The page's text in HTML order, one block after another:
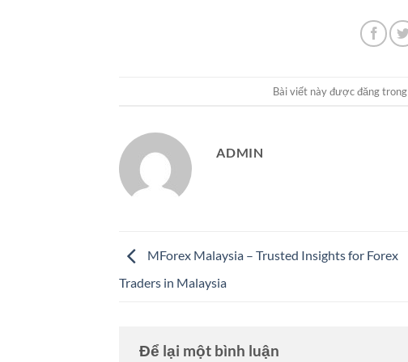
Bài viết này được đăng trong
ADMIN
MForex Malaysia – Trusted Insights for Forex
Traders in Malaysia
Để lại một bình luận